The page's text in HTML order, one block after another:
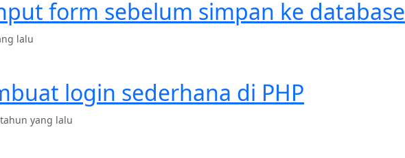
form sebelum simpan ke database
lalu
login sederhana di PHP
yang lalu